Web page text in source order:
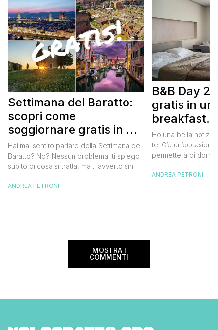
Settimana del Baratto:
scopri come
soggiornare gratis in un
bed and breakfast
Hai mai sentito parlare della Settimana del
Baratto? No? Nessun problema, ti spiego
subito di cosa si tratta, ma ti avverto sin da
tantissimo perché ti permetterà di
ANDREA PETRONI
B&B Day
gratis in un
breakfast.
gratis
Ho una bella
te! C’è
permetterà di
meravigliosi del
ANDREA PETRONI
MOSTRA I
COMMENTI